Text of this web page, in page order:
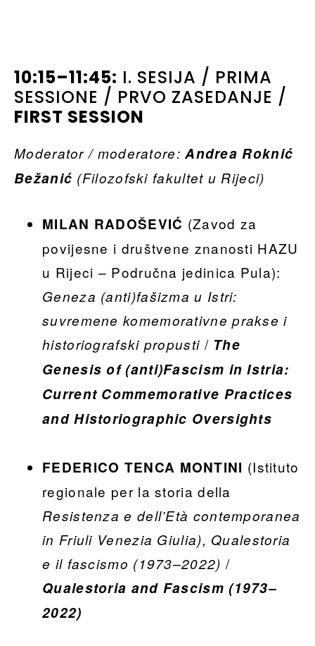
10:15–11:45: I. SESIJA / PRIMA
SESSIONE / PRVO ZASEDANJE /
FIRST SESSION
Moderator / moderatore:Andrea Roknić
Bežanić (Filozofski fakultet u Rijeci)
MILAN RADOŠEVIĆ (Zavod za
povijesne i društvene znanosti HAZU
u Rijeci – Područna jedinica Pula):
Geneza (anti)fašizma u Istri:
suvremene komemorativne prakse i
historiografski propusti / The
Genesis of (anti)Fascism in Istria:
Current Commemorative Practices
and Historiographic Oversights
FEDERICO TENCA MONTINI (Istituto
regionale per la storia della
Resistenza e dell’Età contemporanea
in Friuli Venezia Giulia), Qualestoria
e il fascismo (1973–2022) /
Qualestoria and Fascism (1973–
2022)